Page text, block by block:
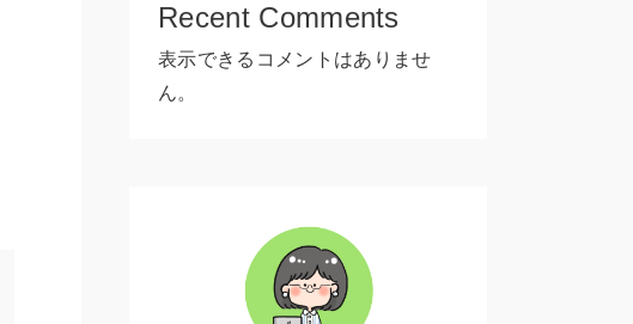
Recent Comments
表示できるコメントはありませ
ん。